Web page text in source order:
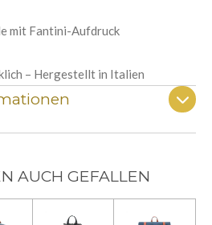
mit Fantini-Aufdruck
– Hergestellt in Italien
AUCH GEFALLEN